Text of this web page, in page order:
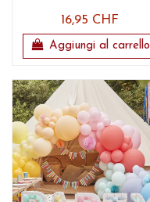
16,95 CHF
Aggiungi al carrello